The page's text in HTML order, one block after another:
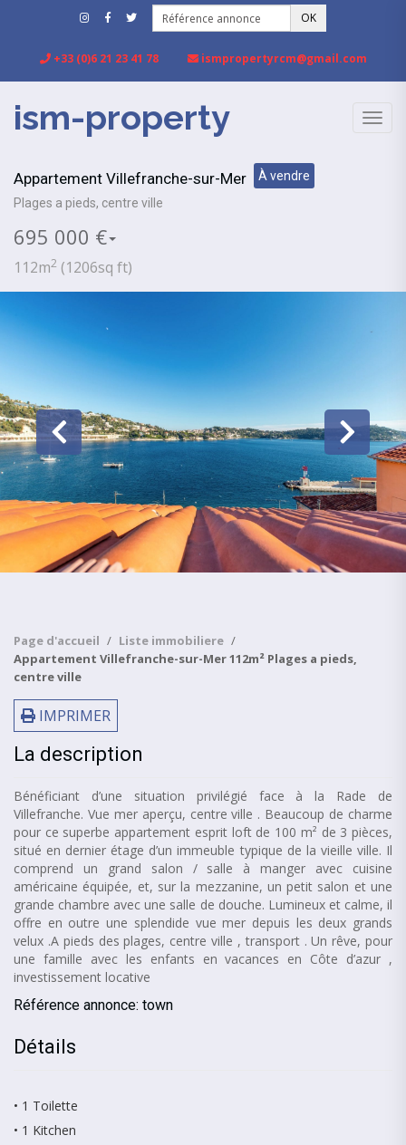
OK
+33 (0)6 21 23 41 78 ismpropertyrcm@gmail.com
ism-property
Appartement Villefranche-sur-Mer
À vendre
Plages a pieds, centre ville
695 000 €
112m2 (1206sq ft)
Page d'accueil
Liste immobiliere
Appartement Villefranche-sur-Mer 112m² Plages a pieds,
centre ville
IMPRIMER
La description
Bénéficiant d’une situation privilégié face à la Rade de
Villefranche. Vue mer aperçu, centre ville . Beaucoup de charme
pour ce superbe appartement esprit loft de 100 m² de 3 pièces,
situé en dernier étage d’un immeuble typique de la vieille ville. Il
comprend un grand salon / salle à manger avec cuisine
américaine équipée, et, sur la mezzanine, un petit salon et une
grande chambre avec une salle de douche. Lumineux et calme, il
offre en outre une splendide vue mer depuis les deux grands
velux .A pieds des plages, centre ville , transport . Un rêve, pour
une famille avec les enfants en vacances en Côte d’azur ,
investissement locative
Référence annonce: town
Détails
• 1 Toilette
• 1 Kitchen